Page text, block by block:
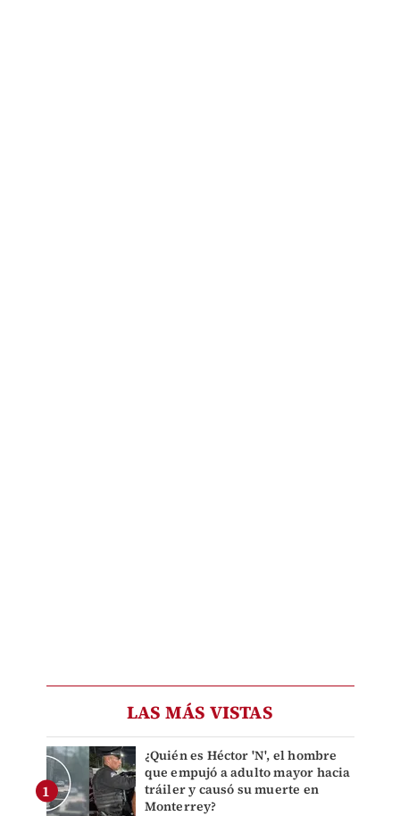
LAS MÁS VISTAS
¿Quién es Héctor 'N', el hombre
que empujó a adulto mayor hacia
tráiler y causó su muerte en
Monterrey?